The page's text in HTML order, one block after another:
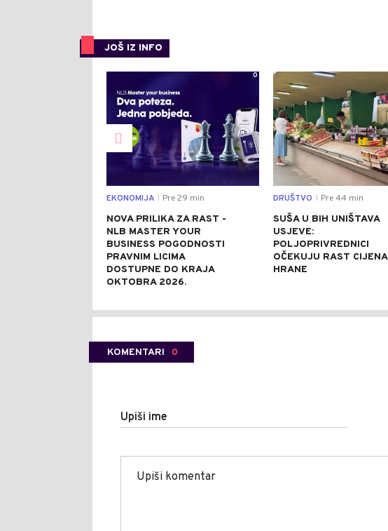
JOŠ IZ INFO
0
EKONOMIJA Pre 29 min
NOVA PRILIKA ZA RAST -
NLB MASTER YOUR
BUSINESS POGODNOSTI
PRAVNIM LICIMA
DOSTUPNE DO KRAJA
OKTOBRA 2026.
DRUŠTVO Pre 44 min
SUŠA U BIH UNIŠTAVA
USJEVE:
POLJOPRIVREDNICI
OČEKUJU RAST CIJENA
HRANE
KOMENTARI 0
Upiši ime